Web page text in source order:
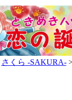
さくら -SAKURA-